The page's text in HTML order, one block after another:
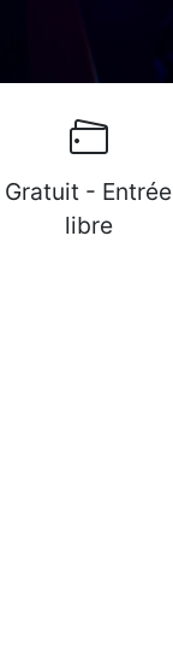
Gratuit - Entrée
libre